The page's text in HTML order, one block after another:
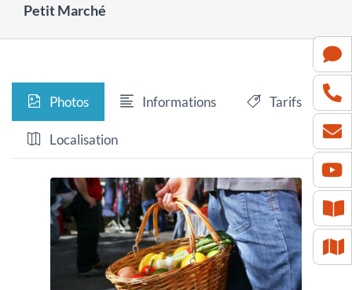
Petit Marché
Photos Informations Tarifs
Localisation